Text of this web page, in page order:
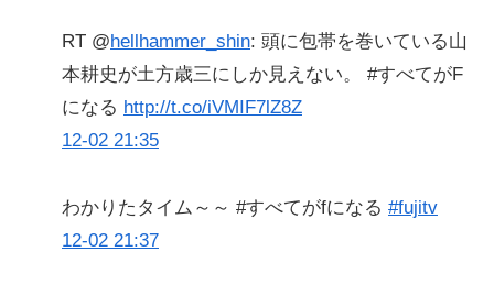
RT @hellhammer_shin: 頭に包帯を巻いている山
本耕史が土方歳三にしか見えない。 #すべてがF
になる http://t.co/iVMIF7lZ8Z
12-02 21:35
わかりたタイム～～ #すべてがfになる #fujitv
12-02 21:37